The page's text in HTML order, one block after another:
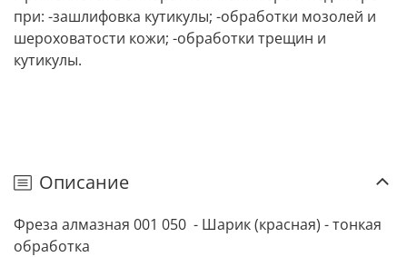
при: -зашлифовка кутикулы; -обработки мозолей и
шероховатости кожи; -обработки трещин и
кутикулы.
Описание
Фреза алмазная 001 050 - Шарик (красная) - тонкая
обработка